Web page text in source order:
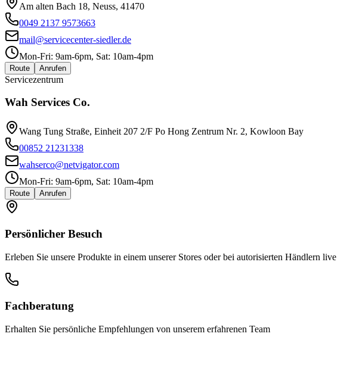
Am alten Bach 18, Neuss, 41470
0049 2137 9573663
mail@servicecenter-siedler.de
Mon-Fri: 9am-6pm, Sat: 10am-4pm
Route Anrufen
Servicezentrum
Wah Services Co.
Wang Tung Straße, Einheit 207 2/F Po Hong Zentrum Nr. 2, Kowloon Bay
00852 21231338
wahserco@netvigator.com
Mon-Fri: 9am-6pm, Sat: 10am-4pm
Route Anrufen
Persönlicher Besuch
Erleben Sie unsere Produkte in einem unserer Stores oder bei autorisierten Händlern live
Fachberatung
Erhalten Sie persönliche Empfehlungen von unserem erfahrenen Team